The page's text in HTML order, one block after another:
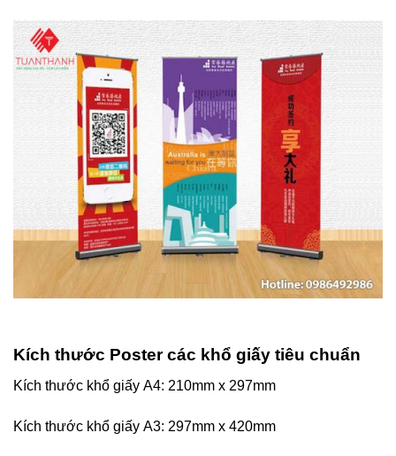
Kích thước Poster các khổ giấy tiêu chuẩn
Kích thước khổ giấy A4: 210mm x 297mm
Kích thước khổ giấy A3: 297mm x 420mm